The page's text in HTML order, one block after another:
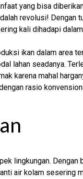
yang bisa
revolusi! Dengan
kali dihadapi
ikan dalam area
lahan seadanya.
karena mahal
rasio
lingkungan.
air kolam sesering